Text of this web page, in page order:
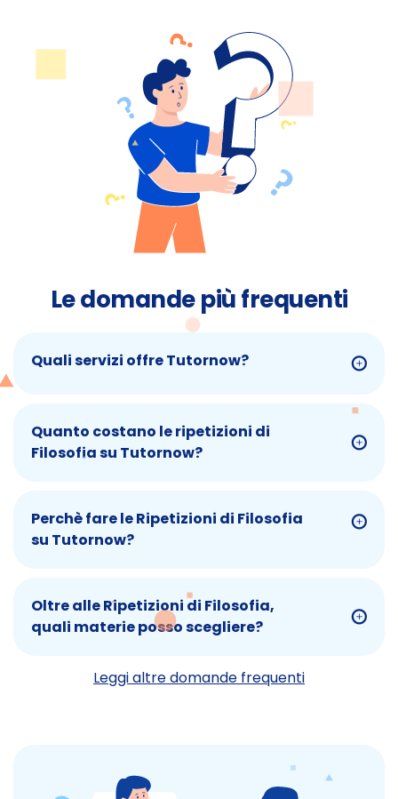
Le domande più frequenti
Quali servizi offre Tutornow?
Quanto costano le ripetizioni di
Filosofia su Tutornow?
Perchè fare le Ripetizioni di Filosofia
su Tutornow?
Oltre alle Ripetizioni di Filosofia,
quali materie posso scegliere?
Leggi altre domande frequenti